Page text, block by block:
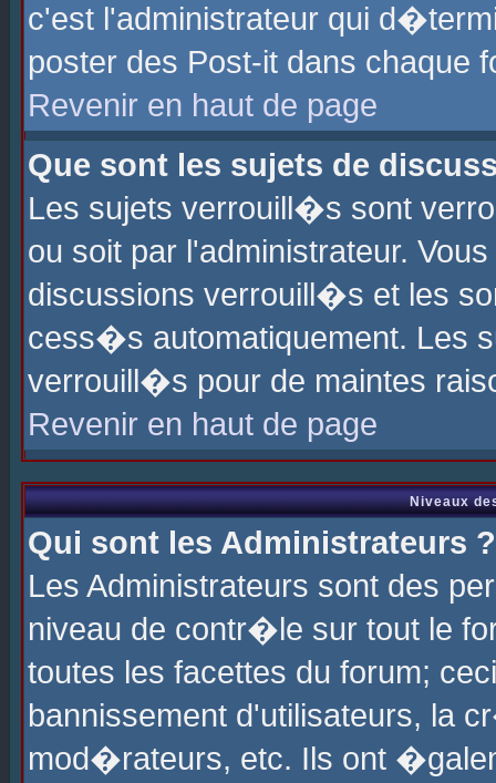
c'est l'administrateur qui
poster des Post-it dans chaque
Revenir en haut de page
Que sont les sujets de
Les sujets verrouill�s sont
ou soit par l'administrateur.
discussions verrouill�s et les
cess�s automatiquement. Les
verrouill�s pour de maintes
Revenir en haut de page
Niveaux
Qui sont les Administrateurs ?
Les Administrateurs sont des
niveau de contr�le sur tout le
toutes les facettes du forum;
bannissement d'utilisateurs, la
mod�rateurs, etc. Ils ont